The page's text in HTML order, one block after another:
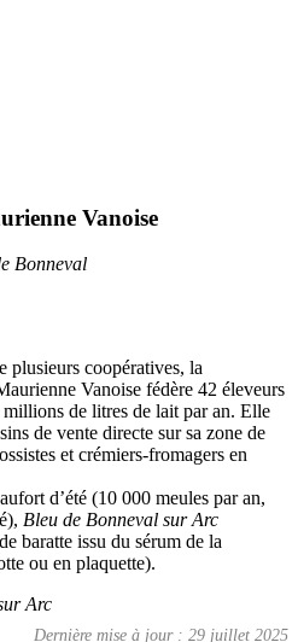
Vanoise
Bonneval
plusieurs coopératives, la
Vanoise fédère 42 éleveurs
de litres de lait par an. Elle
de vente directe sur sa zone de
et crémiers-fromagers en
d’été (10 000 meules par an,
Bleu de Bonneval sur Arc
baratte issu du sérum de la
ou en plaquette).
Arc
Dernière mise à jour : 29 juillet 2025